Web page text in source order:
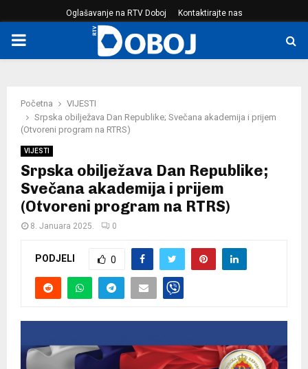
Oglašavanje na RTV Doboj Kontaktirajte nas
PRIMARY
Početna
VIJESTI
Srpska obilježava Dan Republike; Svečana akademija i prijem
(Otvoreni program na RTRS)
VIJESTI
Srpska obilježava Dan Republike;
Svečana akademija i prijem
(Otvoreni program na RTRS)
8. Januara 2025. 0
PODJELI 0